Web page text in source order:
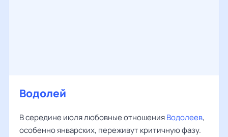
Водолей
В середине июля любовные отношенияВодолеев,
особенно январских, переживут критичную фазу.